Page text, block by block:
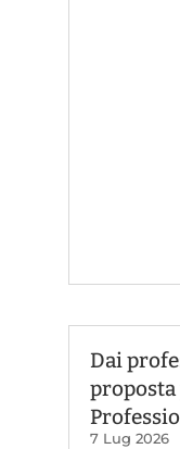
Dai
proposta
7 Lug 2026